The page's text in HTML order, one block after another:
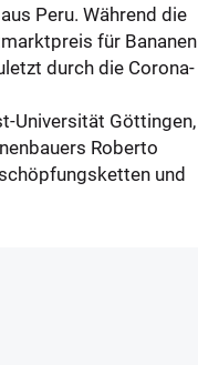
Peru. Während die
für Bananen
durch die Corona-
Universität Göttingen,
Roberto
und